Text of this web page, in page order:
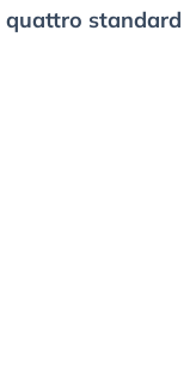
quattro standard